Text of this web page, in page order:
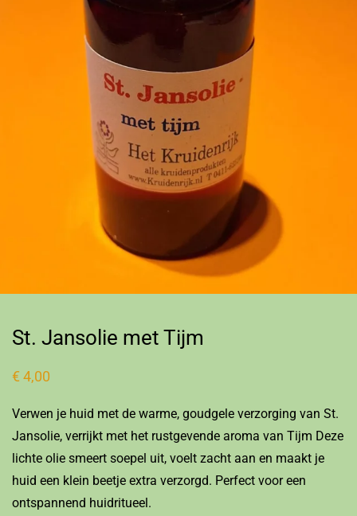
St. Jansolie met Tijm
€ 4,00
Verwen je huid met de warme, goudgele verzorging van St.
Jansolie, verrijkt met het rustgevende aroma van Tijm Deze
lichte olie smeert soepel uit, voelt zacht aan en maakt je
huid een klein beetje extra verzorgd. Perfect voor een
ontspannend huidritueel.